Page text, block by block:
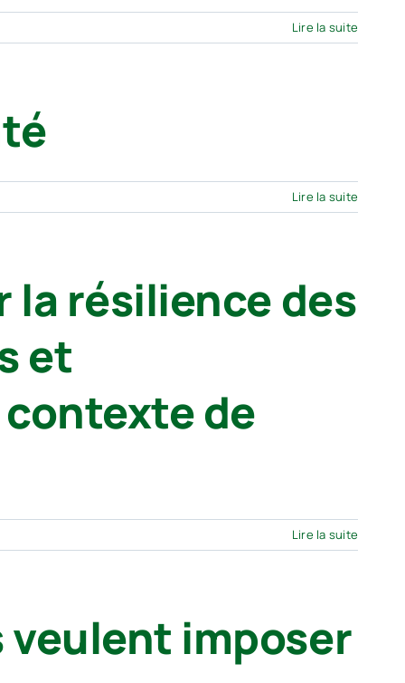
Lire la suite
Lire la suite
résilience des
et
de
Lire la suite
veulent imposer